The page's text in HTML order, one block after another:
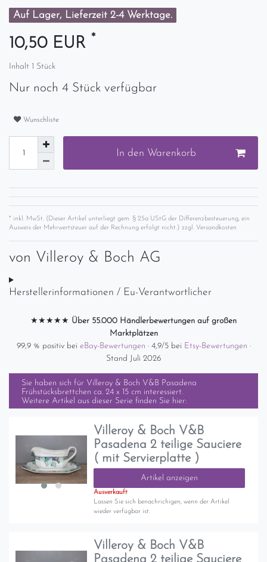
Auf Lager, Lieferzeit 2-4 Werktage.
10,50 EUR *
Inhalt 1 Stück
Nur noch 4 Stück verfügbar
Wunschliste
In den Warenkorb
* inkl. MwSt. (Dieser Artikel unterliegt gem. § 25a UStG der Differenzbesteuerung, ein
Ausweis der Mehrwertsteuer auf der Rechnung erfolgt nicht.) zzgl. Versandkosten
von Villeroy & Boch AG
Herstellerinformationen / Eu-Verantwortlicher
★★★★★ Über 55.000 Händlerbewertungen auf großen
Marktplätzen
99,9 % positiv bei eBay-Bewertungen · 4,9/5 bei Etsy-Bewertungen ·
Stand Juli 2026
Sie haben sich für Villeroy & Boch V&B Pasadena
Frühstücksbrettchen ca. 24 x 15 cm interessiert.
Weitere Artikel aus dieser Serie finden Sie hier:
Villeroy & Boch V&B
Pasadena 2 teilige Sauciere
( mit Servierplatte )
Artikel anzeigen
Ausverkauft
Lassen Sie sich benachrichigen, wenn der Artikel
wieder verfügbar ist.
Villeroy & Boch V&B
Pasadena 2 teilige Sauciere